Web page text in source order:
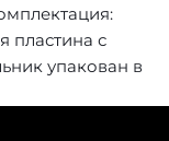
пластина с
упакован в